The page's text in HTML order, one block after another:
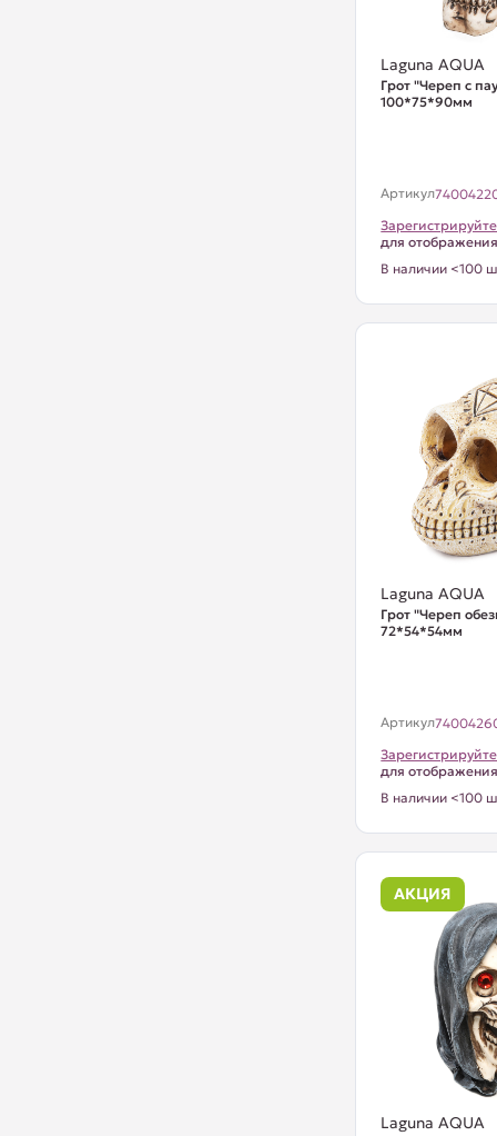
Laguna AQUA
Грот "Череп с
100*75*90мм
Артикул
для
В наличии <100
Laguna AQUA
Грот "Череп
72*54*54мм
Артикул
для
В наличии <100
АКЦИЯ
Laguna AQUA